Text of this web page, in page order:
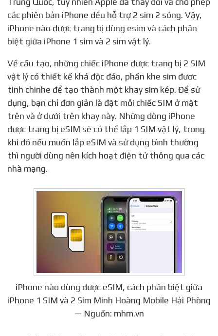
các phiên bản iPhone đều hỗ trợ 2 sim 2 sóng. Vậy,
iPhone nào được trang bị dùng esim và cách phân
biệt giữa iPhone 1 sim và 2 sim vật lý.
Về cấu tạo, những chiếc iPhone được trang bị 2 SIM
vật lý có thiết kế khá độc đáo, phần khe sim đươc
tinh chinhe để tạo thành một khay sim kép. Để sử
dụng, bạn chỉ đơn giản là đặt mỗi chiếc SIM ở mặt
trên và ở dưới trên khay này. Những dòng iPhone
được trang bị eSIM sẽ có thể lắp 1 SIM vật lý, trong
khi đó nếu muốn lắp eSIM và sử dụng bình thường
thì người dùng nên kích hoạt điện tử thông qua các
nhà mạng.
iPhone nào dùng được eSIM, cách phân biệt giữa
iPhone 1 SIM và 2 Sim Minh Hoàng Mobile Hải Phòng
— Nguồn: mhm.vn